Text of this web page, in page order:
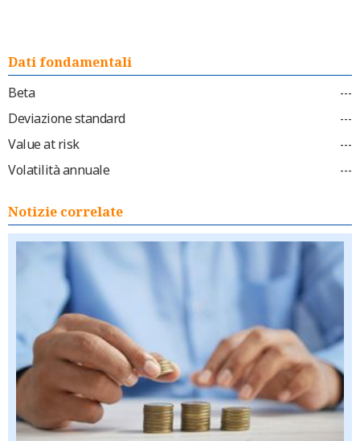
Dati fondamentali
Beta
---
Deviazione standard ---
Value at risk ---
Volatilità annuale ---
Notizie correlate